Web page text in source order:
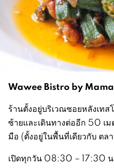
Wawee Bistro by
ร้านตั้งอยู่บริเวณซอยหลังเท
ซ้ายและเดินทางต่ออีก 50 เ
มือ (ตั้งอยู่ในพื้นที่เดียวกับ ตล
เปิดทุกวัน 08:30 – 17:30